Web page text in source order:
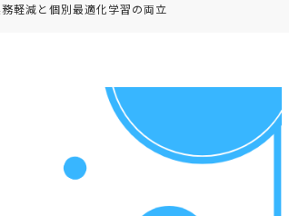
軽減と個別最適化学習の両立